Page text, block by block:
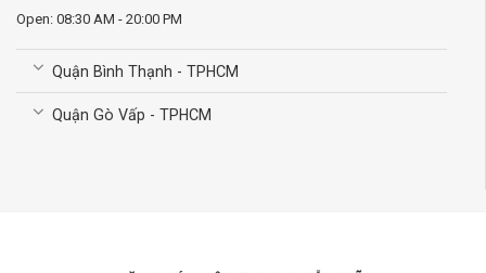
Open: 08:30 AM - 20:00 PM
Quận Bình Thạnh - TPHCM
Quận Gò Vấp - TPHCM